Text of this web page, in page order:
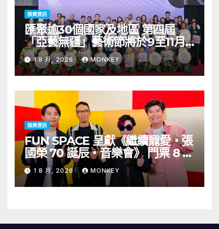
娛樂資訊
匯聚逾30個國家及地區 第四屆
「亞藝無疆」藝術節將於9至11月
舉行 開幕節目《三角演義》音樂會
演出陣容包括王雙駿夥拍恭碩良 聯
同來自蒙古的Uuhai、韓國的
KARDI和泰國的KIKI震懾舞台
1 8 月, 2026 MONKEY
娛樂資訊
FUN SPACE 呈獻《繼續寵愛・張
國榮 70 誕辰・音樂會》 門票 8 月
1 日至 10 日於「健康．旦」優先訂
購
1 8 月, 2026 MONKEY